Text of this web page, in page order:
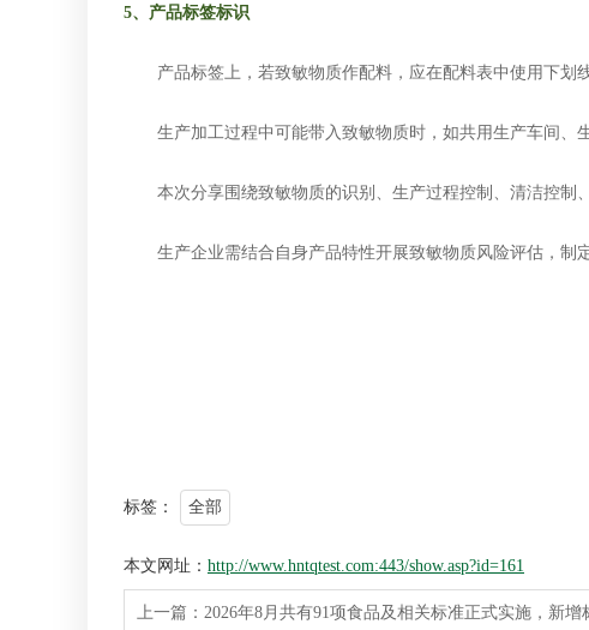
5、产品标签标识
产品标签上，若致敏物质作配料，应在配料表中使用下划
生产加工过程中可能带入致敏物质时，如共用生产车间、生
本次分享围绕致敏物质的识别、生产过程控制、清洁控制、
生产企业需结合自身产品特性开展致敏物质风险评估，制
标签： 全部
本文网址： http://www.hntqtest.com:443/show.asp?id=161
上一篇： 2026年8月共有91项食品及相关标准正式实施，新增